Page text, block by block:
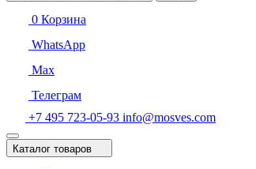
0 Корзина
WhatsApp
Max
Телеграм
+7 495 723-05-93 info@mosves.com
Каталог товаров